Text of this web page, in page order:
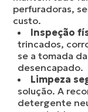
perfuradoras,
custo.
Inspeção
trincados,
se a tomada
desencapado.
Limpeza
solução. A
detergente